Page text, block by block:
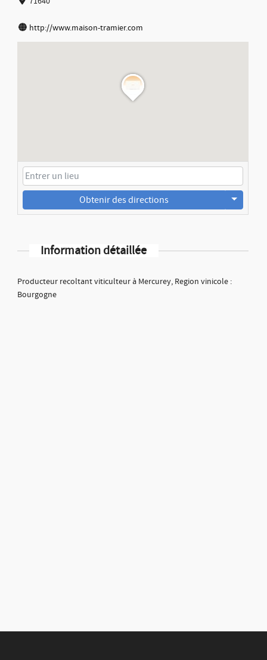
http://www.maison-tramier.com
Obtenir des directions
Information détaillée
Producteur recoltant viticulteur à Mercurey, Region vinicole :
Bourgogne